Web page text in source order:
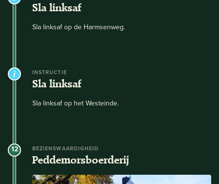
Sla linksaf
Sla linksaf op de Harmsenweg.
INSTRUCTIE
Sla linksaf
Sla linksaf op het Westeinde.
12 BEZIENSWAARDIGHEID
Peddemorsboerderij